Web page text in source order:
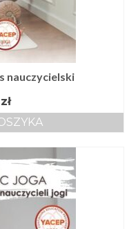
nauczycielski
zł